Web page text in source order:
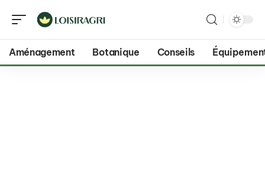
Aménagement Botanique Conseils